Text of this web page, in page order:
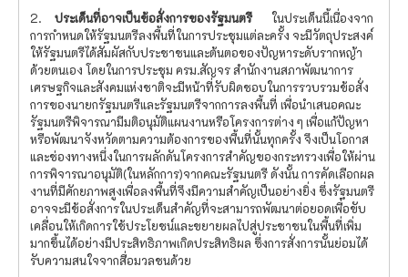
2. ประเด็นที่อาจเป็นข้อสั่งการของรัฐมนตรีในประเด็นนี้เนื่องจาก
การกําหนดให้รัฐมนตรีลงพื้นที่ในการประชุมแต่ละครั้ง จะมีวัตถุประสงค์
ให้รัฐมนตรีได้สัมผัสกับประชาชนและต้นตอของปัญหาระดับรากหญ้า
ด้วยตนเอง โดยในการประชุม ครม.สัญจร สำนักงานสภาพัฒนาการ
เศรษฐกิจและสังคมแห่งชาติจะมีหน้าที่รับผิดชอบในการรวบรวมข้อสั่ง
การของนายกรัฐมนตรีและรัฐมนตรีจากการลงพื้นที่ เพื่อนำเสนอคณะ
รัฐมนตรีพิจารณามีมติอนุมัติแผนงานหรือโครงการต่าง ๆ เพื่อแก้ปัญหา
หรือพัฒนาจังหวัดตามความต้องการของพื้นที่นั้นทุกครั้ง จึงเป็นโอกาส
และช่องทางหนึ่งในการผลักดันโครงการสำคัญของกระทรวงเพื่อให้ผ่าน
การพิจารณาอนุมัติ(ในหลักการ)จากคณะรัฐมนตรี ดังนั้น การคัดเลือกผล
งานที่มีศักยภาพสูงเพื่อลงพื้นที่จึงมีความสำคัญเป็นอย่างยิ่ง ซึ่งรัฐมนตรี
อาจจะมีข้อสั่งการในประเด็นสำคัญที่จะสามารถพัฒนาต่อยอดเพื่อขับ
เคลื่อนให้เกิดการใช้ประโยชน์และขยายผลไปสู่ประชาชนในพื้นที่เพิ่ม
มากขึ้นได้อย่างมีประสิทธิภาพเกิดประสิทธิผล ซึ่งการสั่งการนั้นย่อมได้
รับความสนใจจากสื่อมวลชนด้วย